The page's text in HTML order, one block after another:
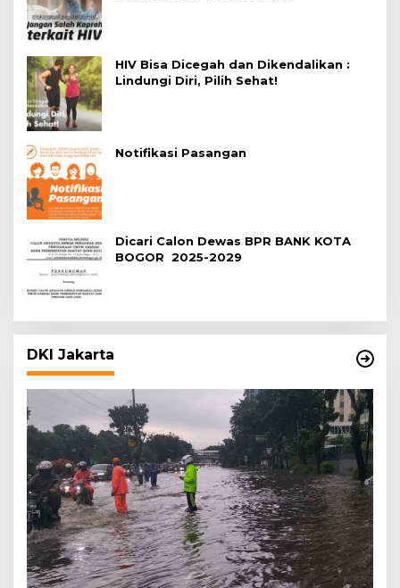
HIV Bisa Dicegah dan Dikendalikan :
Lindungi Diri, Pilih Sehat!
Notifikasi Pasangan
Dicari Calon Dewas BPR BANK KOTA
BOGOR 2025-2029
DKI Jakarta